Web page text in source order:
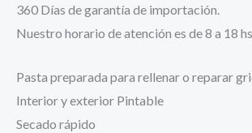
360 Días de garantía de importación.
Nuestro horario de atención es de 8 a 18
Pasta preparada para rellenar o reparar
Interior y exterior Pintable
Secado rápido